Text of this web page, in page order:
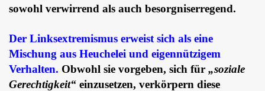
sowohl verwirrend als auch besorgniserregend.
Der Linksextremismus erweist sich als eine
Mischung aus Heuchelei und eigennützigem
Verhalten. Obwohl sie vorgeben, sich für „soziale
Gerechtigkeit“ einzusetzen, verkörpern diese